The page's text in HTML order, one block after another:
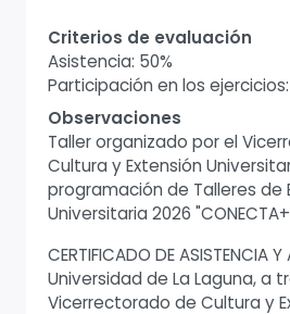
Criterios de evaluación
Asistencia: 50%
Participación en los ejercicios:
Observaciones
Taller organizado por el
Cultura y Extensión
programación de Talleres de
Universitaria 2026
CERTIFICADO DE ASISTENCIA Y
Universidad de La Laguna, a
Vicerrectorado de Cultura y